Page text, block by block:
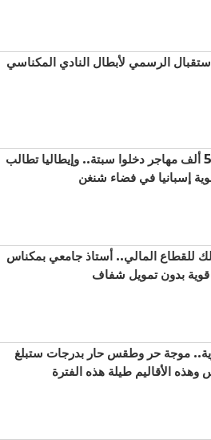
الرسمي لأبطال النادي المكناسي
أكثر من 50 ألف مهاجر دخلوا سبتة.. وإيطاليا تطالب
إسبانيا في فضاء شنغن
للقطاع المالي.. أستاذ جامعي بمكناس
قوية بدون تمويل شفاف
موجة حر وطقس حار بدرجات ستبلغ